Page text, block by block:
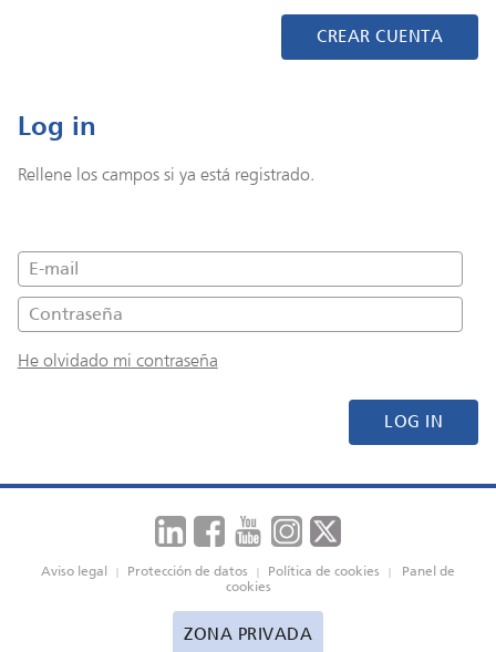
CREAR CUENTA
Log in
Rellene los campos si ya está registrado.
He olvidado mi contraseña
LOG IN
Aviso legal | Protección de datos | Política de cookies | Panel de
cookies
ZONA PRIVADA